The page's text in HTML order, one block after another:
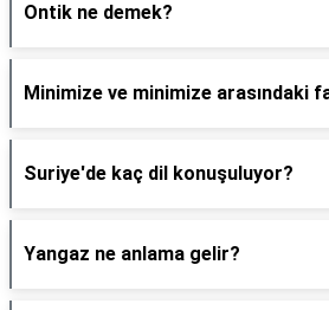
Ontik ne demek?
Minimize ve minimize arasındaki
Suriye'de kaç dil konuşuluyor?
Yangaz ne anlama gelir?